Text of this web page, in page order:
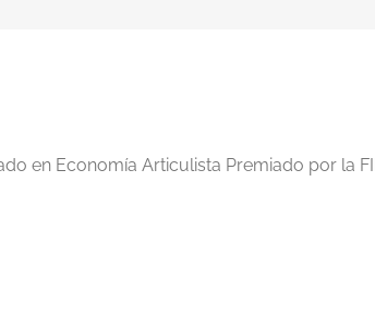
en Economía Articulista Premiado por la